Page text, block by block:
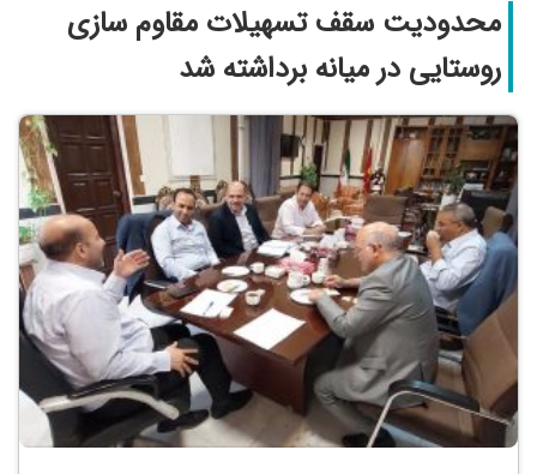
محدودیت سقف تسهیلات مقاوم سازی
روستایی در میانه برداشته شد